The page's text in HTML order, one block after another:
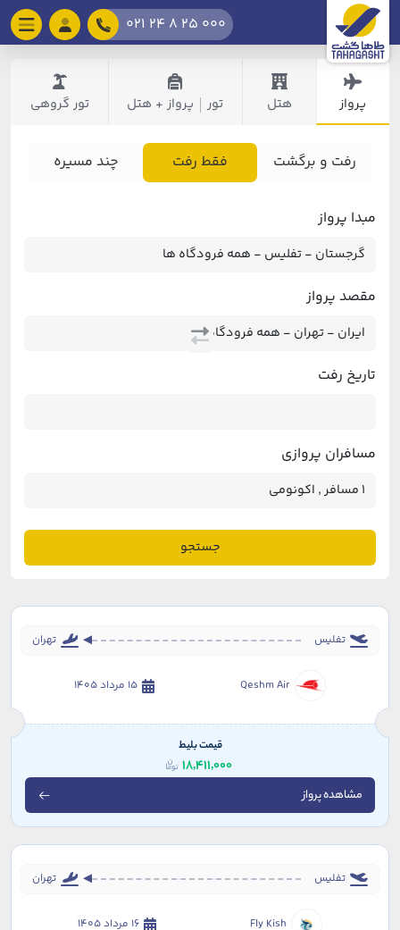
021 24 8 25 000
پرواز هتل تور پرواز + هتل تور گروهی
رفت و برگشت فقط رفت چند مسیره
مبدا پرواز
مقصد پرواز
تاریخ رفت
مسافران پروازی
جستجو
تفلیس تهران
Qeshm Air 15 مرداد 1405
قیمت بلیط
18,411,000
مشاهده پرواز
تفلیس تهران
Fly Kish 16 مرداد 1405